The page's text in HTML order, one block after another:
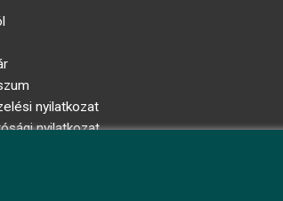
nyilatkozat
nyilatkozat